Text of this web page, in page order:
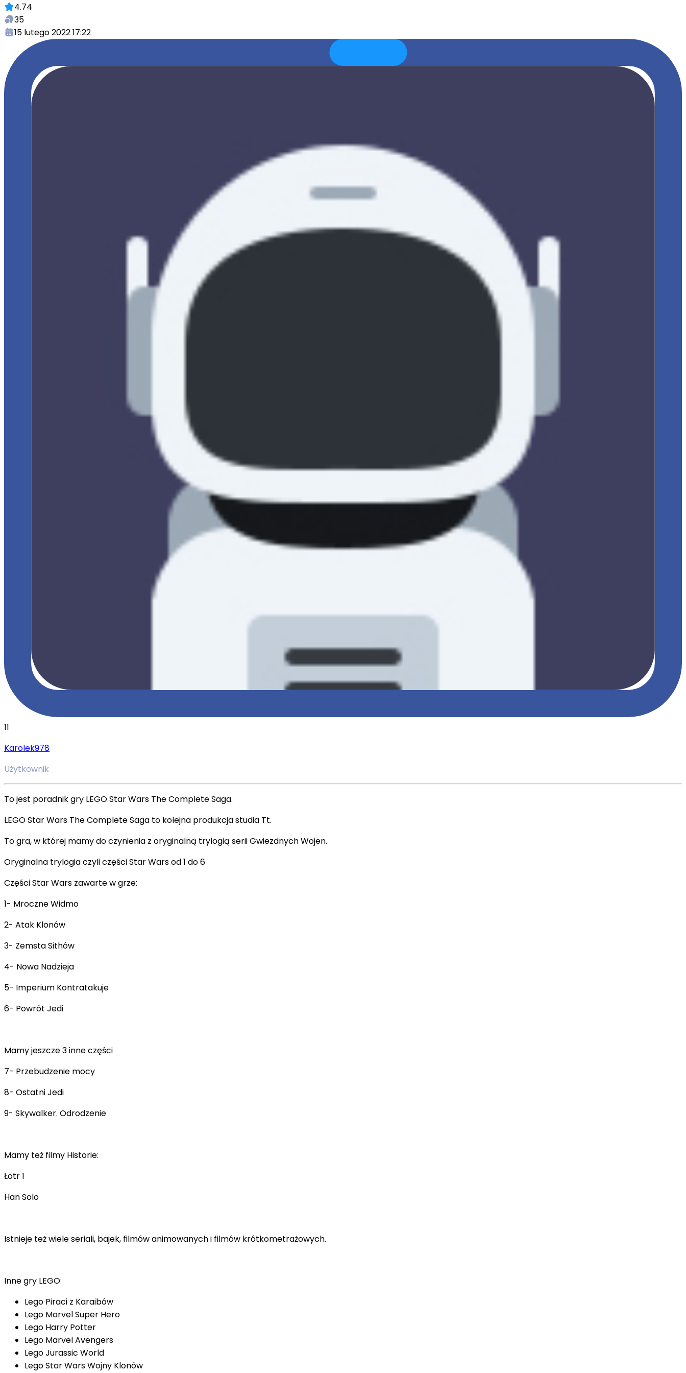
4.74
35
15 lutego 2022 17:22
11
Karolek978
Użytkownik
To jest poradnik gry LEGO Star Wars The Complete Saga.
LEGO Star Wars The Complete Saga to kolejna produkcja studia Tt.
To gra, w której mamy do czynienia z oryginalną trylogią serii Gwiezdnych Wojen.
Oryginalna trylogia czyli części Star Wars od 1 do 6
Części Star Wars zawarte w grze:
1- Mroczne Widmo
2- Atak Klonów
3- Zemsta Sithów
4- Nowa Nadzieja
5- Imperium Kontratakuje
6- Powrót Jedi
Mamy jeszcze 3 inne części
7- Przebudzenie mocy
8- Ostatni Jedi
9- Skywalker. Odrodzenie
Mamy też filmy Historie:
Łotr 1
Han Solo
Istnieje też wiele seriali, bajek, filmów animowanych i filmów krótkometrażowych.
Inne gry LEGO:
Lego Piraci z Karaibów
Lego Marvel Super Hero
Lego Harry Potter
Lego Marvel Avengers
Lego Jurassic World
Lego Star Wars Wojny Klonów